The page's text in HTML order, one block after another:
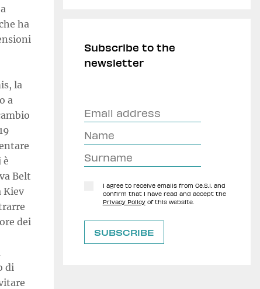
ha
la
a
è
Belt
Kiev
dei
di
Subscribe to the
newsletter
I agree to receive emails from Ce.S.I. and
confirm that I have read and accept the
Privacy Policyof this website.